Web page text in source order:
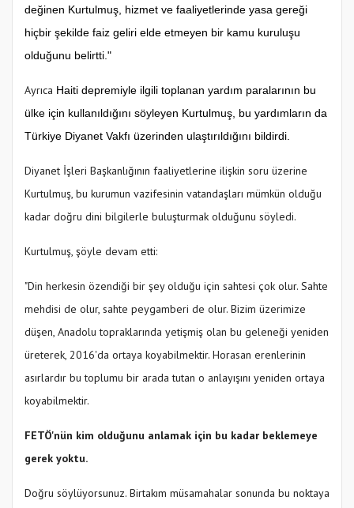
değinen Kurtulmuş, hizmet ve faaliyetlerinde yasa gereği
hiçbir şekilde faiz geliri elde etmeyen bir kamu kuruluşu
olduğunu belirtti."
Ayrıca Haiti depremiyle ilgili toplanan yardım paralarının bu
ülke için kullanıldığını söyleyen Kurtulmuş, bu yardımların da
Türkiye Diyanet Vakfı üzerinden ulaştırıldığını bildirdi.
Diyanet İşleri Başkanlığının faaliyetlerine ilişkin soru üzerine
Kurtulmuş, bu kurumun vazifesinin vatandaşları mümkün olduğu
kadar doğru dini bilgilerle buluşturmak olduğunu söyledi.
Kurtulmuş, şöyle devam etti:
"Din herkesin özendiği bir şey olduğu için sahtesi çok olur. Sahte
mehdisi de olur, sahte peygamberi de olur. Bizim üzerimize
düşen, Anadolu topraklarında yetişmiş olan bu geleneği yeniden
üreterek, 2016'da ortaya koyabilmektir. Horasan erenlerinin
asırlardır bu toplumu bir arada tutan o anlayışını yeniden ortaya
koyabilmektir.
FETÖ'nün kim olduğunu anlamak için bu kadar beklemeye
gerek yoktu.
Doğru söylüyorsunuz. Birtakım müsamahalar sonunda bu noktaya